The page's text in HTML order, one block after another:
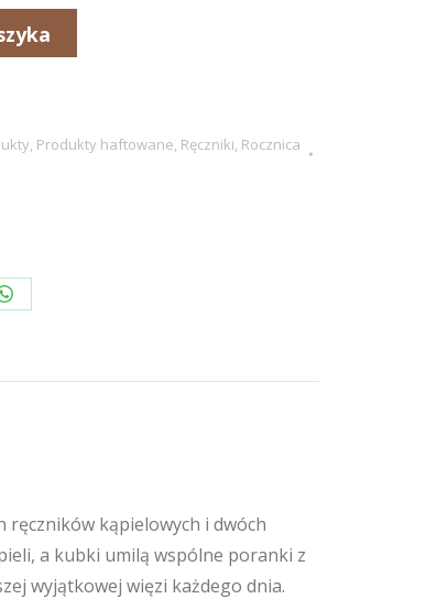
, Produkty haftowane, Ręczniki, Rocznica
Share
WhatsApp
ręczników kąpielowych i dwóch
a kubki umilą wspólne poranki z
wyjątkowej więzi każdego dnia.